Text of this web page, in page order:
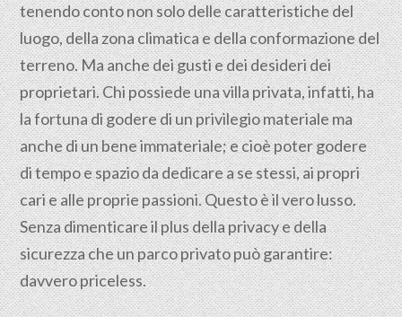
tenendo conto non solo delle caratteristiche del
luogo, della zona climatica e della conformazione del
terreno. Ma anche dei gusti e dei desideri dei
proprietari. Chi possiede una villa privata, infatti, ha
la fortuna di godere di un privilegio materiale ma
anche di un bene immateriale; e cioè poter godere
di tempo e spazio da dedicare a se stessi, ai propri
cari e alle proprie passioni. Questo è il vero lusso.
Senza dimenticare il plus della privacy e della
sicurezza che un parco privato può garantire:
davvero priceless.